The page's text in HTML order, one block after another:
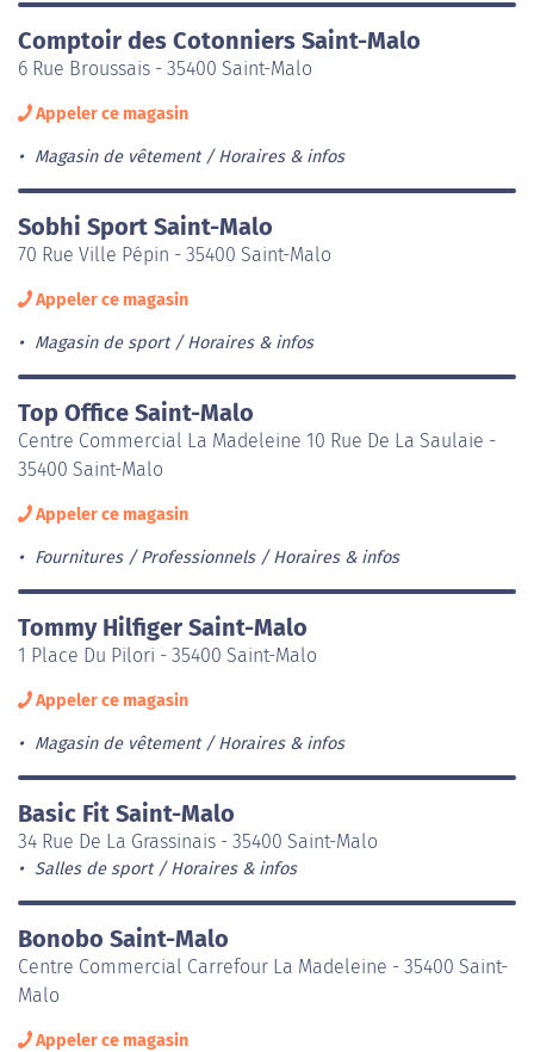
Comptoir des Cotonniers Saint-Malo
6 Rue Broussais - 35400 Saint-Malo
Appeler ce magasin
Magasin de vêtement Horaires & infos
Sobhi Sport Saint-Malo
70 Rue Ville Pépin - 35400 Saint-Malo
Appeler ce magasin
Magasin de sport Horaires & infos
Top Office Saint-Malo
Centre Commercial La Madeleine 10 Rue De La Saulaie -
35400 Saint-Malo
Appeler ce magasin
Fournitures / Professionnels Horaires & infos
Tommy Hilfiger Saint-Malo
1 Place Du Pilori - 35400 Saint-Malo
Appeler ce magasin
Magasin de vêtement Horaires & infos
Basic Fit Saint-Malo
34 Rue De La Grassinais - 35400 Saint-Malo
Salles de sport Horaires & infos
Bonobo Saint-Malo
Centre Commercial Carrefour La Madeleine - 35400 Saint-
Malo
Appeler ce magasin